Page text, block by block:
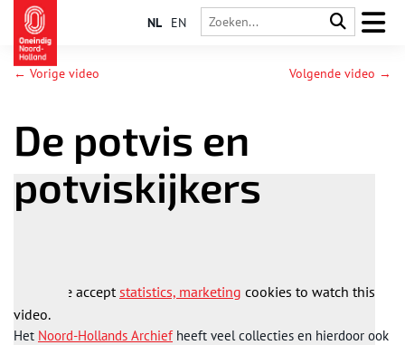
NL EN
← Vorige video Volgende video →
De potvis en
potviskijkers
Please acceptstatistics, marketing cookies to watch this
video.
Het Noord-Hollands Archiefheeft veel collecties en hierdoor ook